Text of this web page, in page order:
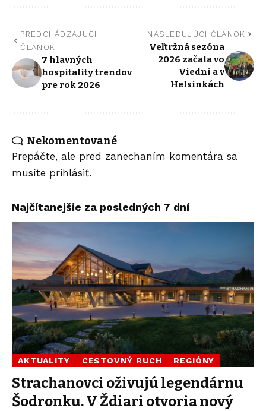
PREDCHÁDZAJÚCI
ČLÁNOK
7 hlavných
hospitality trendov
pre rok 2026
NASLEDUJÚCI ČLÁNOK
Veľtržná sezóna
2026 začala vo
Viedni a v
Helsinkách
Nekomentované
Prepáčte, ale pred zanechaním komentára sa
musíte prihlásiť.
Najčítanejšie za posledných 7 dní
AKTUALITY CESTOVNÝ RUCH REGIÓNY
Strachanovci oživujú legendárnu
Šodronku. V Ždiari otvoria nový